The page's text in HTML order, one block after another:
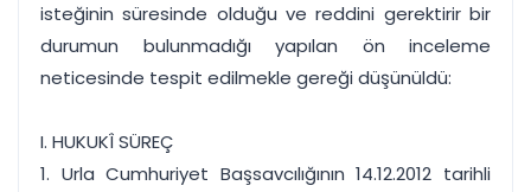
isteğinin süresinde olduğu ve reddini gerektirir bir
durumun bulunmadığı yapılan ön inceleme
neticesinde tespit edilmekle gereği düşünüldü:
I. HUKUKÎ SÜREÇ
1. Urla Cumhuriyet Başsavcılığının 14.12.2012 tarihli